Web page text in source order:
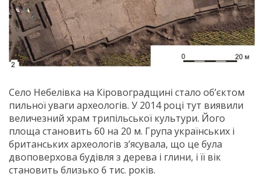
Село Небелівка на Кіровоградщині стало об’єктом
пильної уваги археологів. У 2014 році тут виявили
величезний храм трипільської культури. Його
площа становить 60 на 20 м. Група українських і
британських археологів з’ясувала, що це була
двоповерхова будівля з дерева і глини, і її вік
становить близько 6 тис. років.